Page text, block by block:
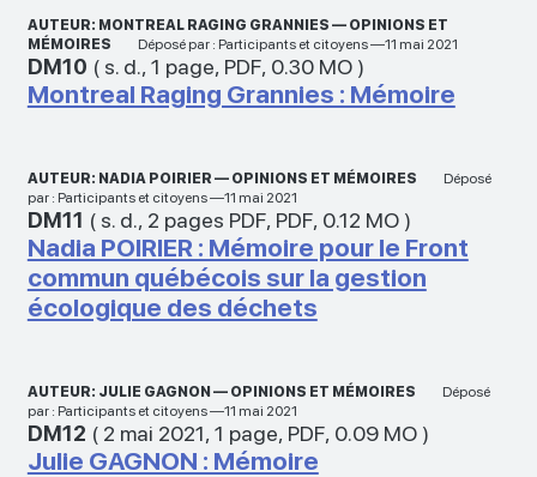
AUTEUR: MONTREAL RAGING GRANNIES — OPINIONS ET
MÉMOIRES
Déposé par : Participants et citoyens —11 mai 2021
DM10 ( s. d., 1 page, PDF, 0.30 MO)
Montreal Raging Grannies : Mémoire
AUTEUR: NADIA POIRIER — OPINIONS ET MÉMOIRES
Déposé
par : Participants et citoyens —11 mai 2021
DM11 ( s. d., 2 pages PDF, PDF, 0.12 MO)
Nadia POIRIER : Mémoire pour le Front
commun québécois sur la gestion
écologique des déchets
AUTEUR: JULIE GAGNON — OPINIONS ET MÉMOIRES
Déposé
par : Participants et citoyens —11 mai 2021
DM12 ( 2 mai 2021, 1 page, PDF, 0.09 MO)
Julie GAGNON : Mémoire